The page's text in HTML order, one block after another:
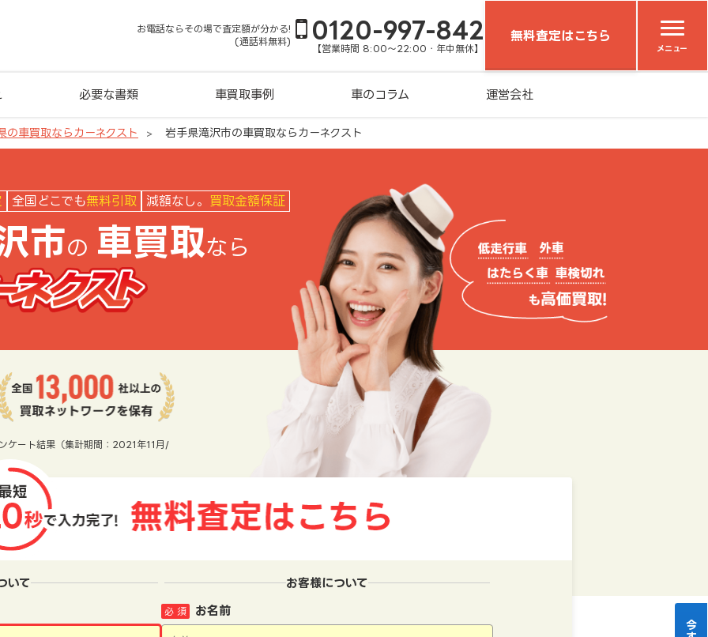
お電話ならその場で査定額が分かる!
(通話料無料)
0120-997-842
【営業時間 8:00～22:00・年中無休】
無料査定はこちら
メニュー
必要な書類 車買取事例 車のコラム 運営会社
の車買取ならカーネクスト 岩手県滝沢市の車買取ならカーネクスト
全国どこでも無料引取 減額なし。 買取金額保証
市の 車買取なら
ケート結果（集計期間：2021年11月/
いて お客様について
お名前
必 須